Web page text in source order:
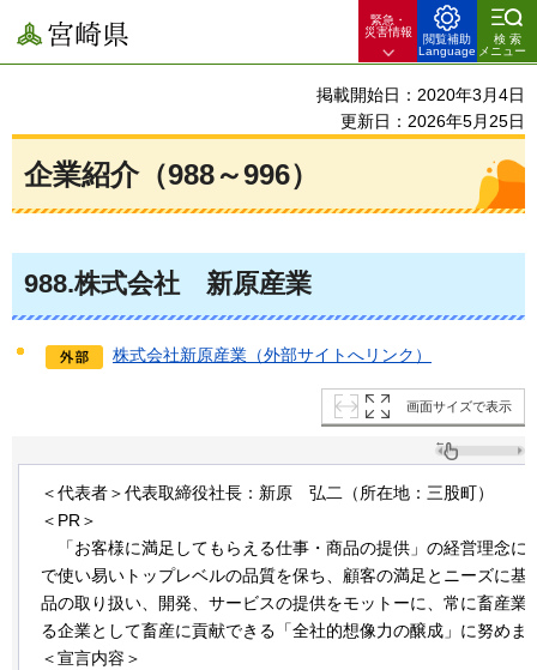
宮崎県
緊急・
災害情報
閲覧補助
Language
検索
メニュー
掲載開始日：2020年3月4日
更新日：2026年5月25日
企業紹介（988～996）
988.株式会社 新原産業
株式会社新原産業（外部サイトへリンク）
画面サイズで表示
＜代表者＞代表取締役社長：新原 弘二（所在地：三股町）
＜PR＞
「お客様に満足してもらえる仕事・商品の提供」の経営理念に
で使い易いトップレベルの品質を保ち、顧客の満足とニーズに基
品の取り扱い、開発、サービスの提供をモットーに、常に畜産業
る企業として畜産に貢献できる「全社的想像力の醸成」に努めま
＜宣言内容＞